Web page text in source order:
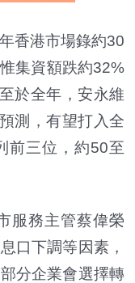
香港市場錄約30
集資額跌約32%
於全年，安永維
測，有望打入全
前三位，約50至
服務主管蔡偉榮
口下調等因素，
分企業會選擇轉